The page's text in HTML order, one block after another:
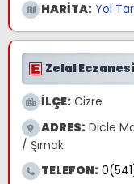
HARİTA: Yol
Zelal Eczanesi
İLÇE: Cizre
ADRES: Dicle
/ Şırnak
TELEFON: